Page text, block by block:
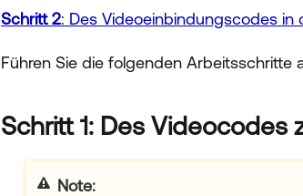
Schritt 2: Des Videoeinbindungscodes
Führen Sie die folgenden Arbeitsschritte
Schritt 1: Des Videocodes
Note: